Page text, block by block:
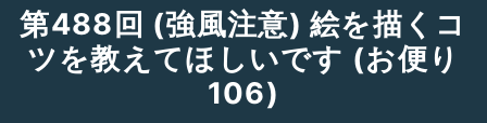
第488回 (強風注意) 絵を描くコ
ツを教えてほしいです (お便り
106)